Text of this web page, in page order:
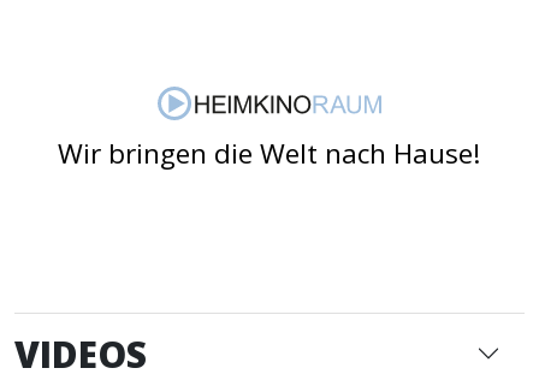
Wir bringen die Welt nach Hause!
VIDEOS